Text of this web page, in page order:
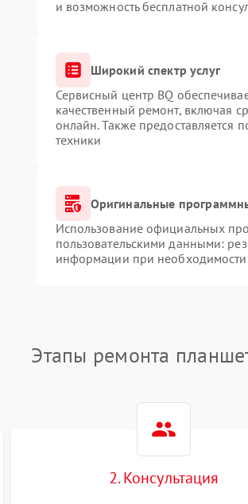
и возможность бесплатной
Широкий спектр услуг
Сервисный центр BQ
качественный ремонт, включая
онлайн. Также предоставляется
техники
Оригинальные
Использование официальных
пользовательскими данными:
информации при необходимости
Этапы ремонта
2. Консультация